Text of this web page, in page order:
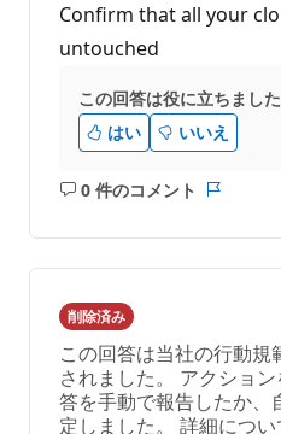
Confirm that all your
untouched
この回答は役に立ちまし
はい
いいえ
0 件のコメント
コ
ト
は
あ
り
ま
せ
ん
ト
削除済み
この回答は当社の行動規
されました。 アクショ
答を手動で報告したか、
定しました。 詳細につ